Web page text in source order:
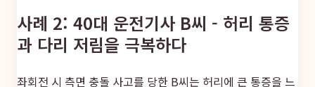
사례 2: 40대 운전기사 B씨 - 허리 통증
과 다리 저림을 극복하다
좌회전 시 측면 충돌 사고를 당한 B씨는 허리에 큰 통증을 느